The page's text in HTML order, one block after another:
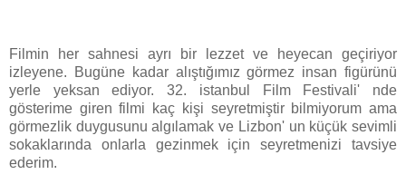
Filmin her sahnesi ayrı bir lezzet ve heyecan geçiriyor
izleyene. Bugüne kadar alıştığımız görmez insan figürünü
yerle yeksan ediyor. 32. istanbul Film Festivali' nde
gösterime giren filmi kaç kişi seyretmiştir bilmiyorum ama
görmezlik duygusunu algılamak ve Lizbon' un küçük sevimli
sokaklarında onlarla gezinmek için seyretmenizi tavsiye
ederim.